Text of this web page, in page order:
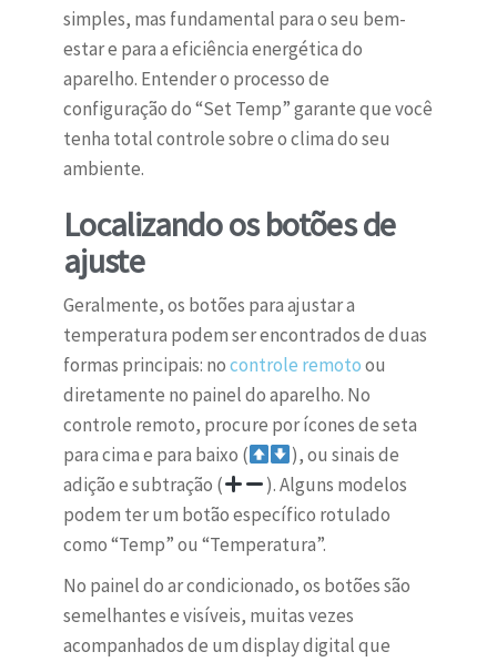
simples, mas fundamental para o seu bem-
estar e para a eficiência energética do
aparelho. Entender o processo de
configuração do “Set Temp” garante que você
tenha total controle sobre o clima do seu
ambiente.
Localizando os botões de
ajuste
Geralmente, os botões para ajustar a
temperatura podem ser encontrados de duas
formas principais: nocontrole remotoou
diretamente no painel do aparelho. No
controle remoto, procure por ícones de seta
para cima e para baixo (
), ou sinais de
adição e subtração (
). Alguns modelos
podem ter um botão específico rotulado
como “Temp” ou “Temperatura”.
No painel do ar condicionado, os botões são
semelhantes e visíveis, muitas vezes
acompanhados de um display digital que